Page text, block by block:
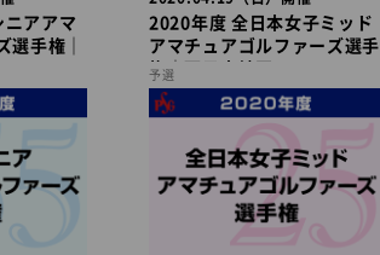
アアマ
選手権｜
2020年度 全日本女子ミッド
アマチュアゴルファーズ選手
権｜西日本地区
予選